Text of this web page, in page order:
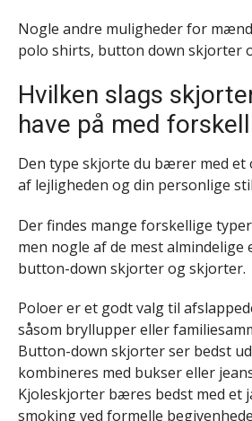
Nogle andre muligheder for
polo shirts, button down skjorter
Hvilken slags
have på med
Den type skjorte du bærer med et
af lejligheden og din personlige
Der findes mange forskellige
men nogle af de mest
button-down skjorter og skjorter.
Poloer er et godt valg til
såsom bryllupper eller
Button-down skjorter ser bedst
kombineres med bukser eller
Kjoleskjorter bæres bedst med et
smoking ved formelle